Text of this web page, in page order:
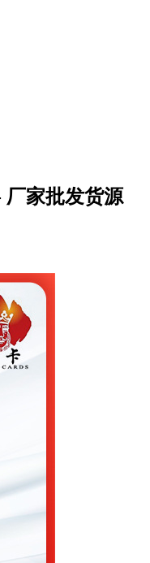
厂家批发货源